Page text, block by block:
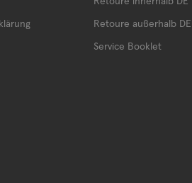
Retoure außerhalb DE
Service Booklet